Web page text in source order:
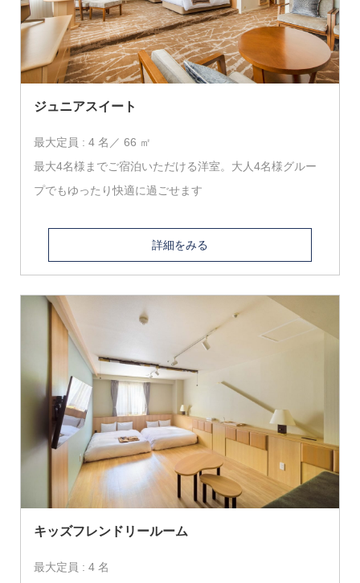
ジュニアスイート
最大定員 : 4 名／ 66 ㎡
最大4名様までご宿泊いただける洋室。大人4名様グルー
プでもゆったり快適に過ごせます
詳細をみる
キッズフレンドリールーム
最大定員 : 4 名